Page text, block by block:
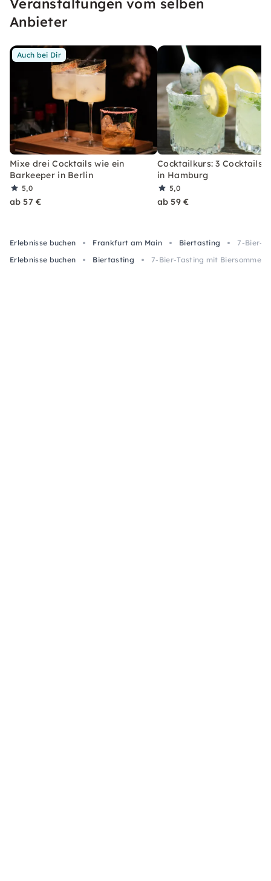
wirst.
Anbieter
Auch bei Dir
Mixe drei Cocktails wie ein
Barkeeper in Berlin
5,0
ab 57 €
Cocktailkurs: 3 Cocktails
in Hamburg
5,0
ab 59 €
Erlebnisse buchen Frankfurt am Main Biertasting
7-Bier-
Erlebnisse buchen
Biertasting 7-Bier-Tasting mit